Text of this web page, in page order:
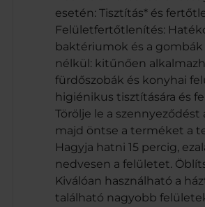
esetén: Tisztítás* és
Felületfertőtlenítés:
baktériumok és a gombák
nélkül: kitűnően
fürdőszobák és konyhai
higiénikus tisztítására és
Törölje le a szennyeződést
majd öntse a terméket a
Hagyja hatni 15 percig,
nedvesen a felületet.
Kiválóan használható a
található nagyobb